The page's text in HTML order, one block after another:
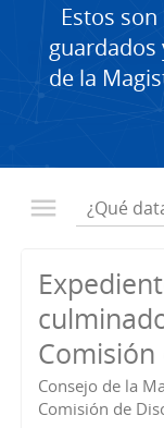
Estos
guardados
de la
Comisión
Consejo de la
Comisión de